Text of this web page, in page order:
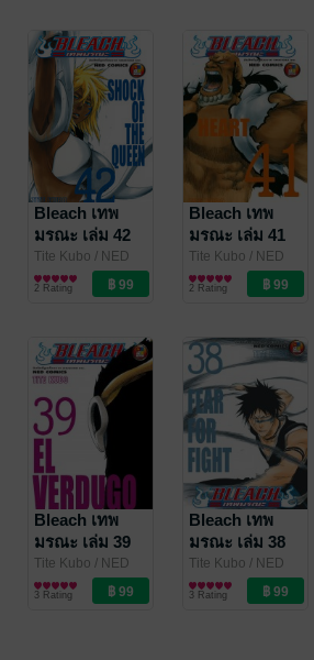
Bleach เทพ
มรณะ เล่ม 42
Tite Kubo / NED
Comics
การ์ตูนทั่วไป
2 Rating
Bleach เทพ
มรณะ เล่ม 41
Tite Kubo / NED
Comics
การ์ตูนทั่วไป
2 Rating
Bleach เทพ
มรณะ เล่ม 39
Tite Kubo / NED
Comics
การ์ตูนทั่วไป
3 Rating
Bleach เทพ
มรณะ เล่ม 38
Tite Kubo / NED
Comics
การ์ตูนทั่วไป
3 Rating